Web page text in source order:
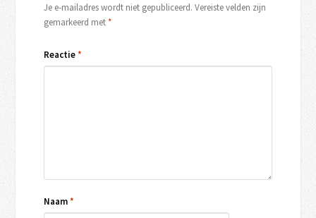
Je e-mailadres wordt niet gepubliceerd. Vereiste velden zijn
gemarkeerd met*
Reactie*
Naam*